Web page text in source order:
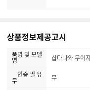
상품정보제공고시
품명 및 모델
명
샵다나와 무
인증 필 유
무
무